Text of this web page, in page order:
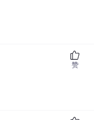
赞